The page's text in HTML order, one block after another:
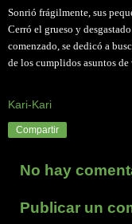
Sonrió frágilmente, sus
Cerró el grueso y
comenzado, se dedicó a
de los cumplidos asuntos
Kari-Kari
Compartir
No hay
Publicar un